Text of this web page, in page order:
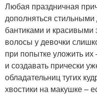
Любая праздничная
дополняться
бантиками и красивыми
волосы у девочки
при попытке уложить
и создавать прически
обладательниц тугих
хвостики на макушке –